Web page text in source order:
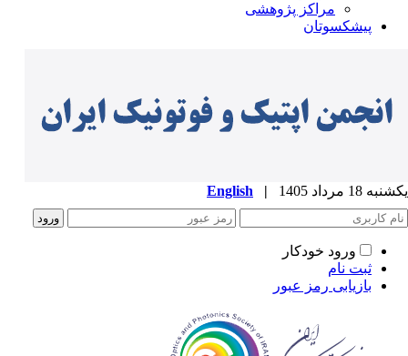
مراکز پژوهشی
پیشکسوتان
18 مرداد 1405 |
English
ورود خودکار
ثبت نام
بازیابی رمز عبور